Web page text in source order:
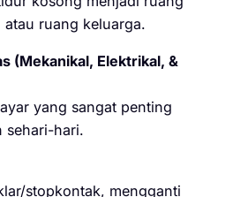
ruang keluarga.
(Mekanikal, Elektrikal, &
yang sangat penting
sehari-hari.
stopkontak, mengganti